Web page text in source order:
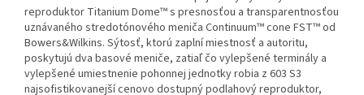
reproduktor Titanium Dome™ s presnosťou a transparentnosťou
uznávaného stredotónového meniča Continuum™ cone FST™ od
Bowers&Wilkins. Sýtosť, ktorú zaplní miestnosť a autoritu,
poskytujú dva basové meniče, zatiaľ čo vylepšené terminály a
vylepšené umiestnenie pohonnej jednotky robia z 603 S3
najsofistikovanejší cenovo dostupný podlahový reproduktor,